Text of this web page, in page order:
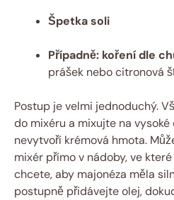
Špetka soli
Případně: koření dle
prášek nebo citronová
Postup je velmi jednoduchý.
do mixéru a mixujte na vysoké
nevytvoří krémová hmota.
mixér přímo v nádoby, ve
chcete, aby majonéza měla
postupně přidávejte olej,